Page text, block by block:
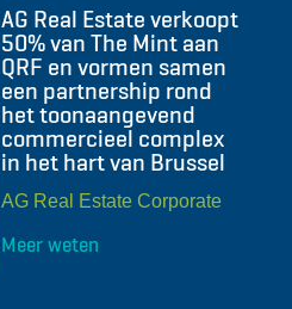
AG Real Estate verkoopt
50% van The Mint aan
QRF en vormen samen
een partnership rond
het toonaangevend
commercieel complex
in het hart van Brussel
AG Real Estate Corporate
Meer weten